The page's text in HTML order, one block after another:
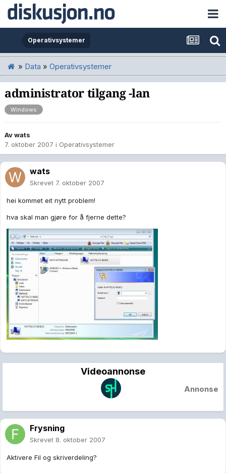
Operativsystemer
» Data » Operativsystemer
administrator tilgang -lan
Windows
Avwats
7. oktober 2007 i Operativsystemer
wats
Skrevet 7. oktober 2007
hei kommet eit nytt problem!
hva skal man gjøre for å fjerne dette?
Videoannonse
Annonse
Frysning
Skrevet 8. oktober 2007
Aktivere Fil og skriverdeling?